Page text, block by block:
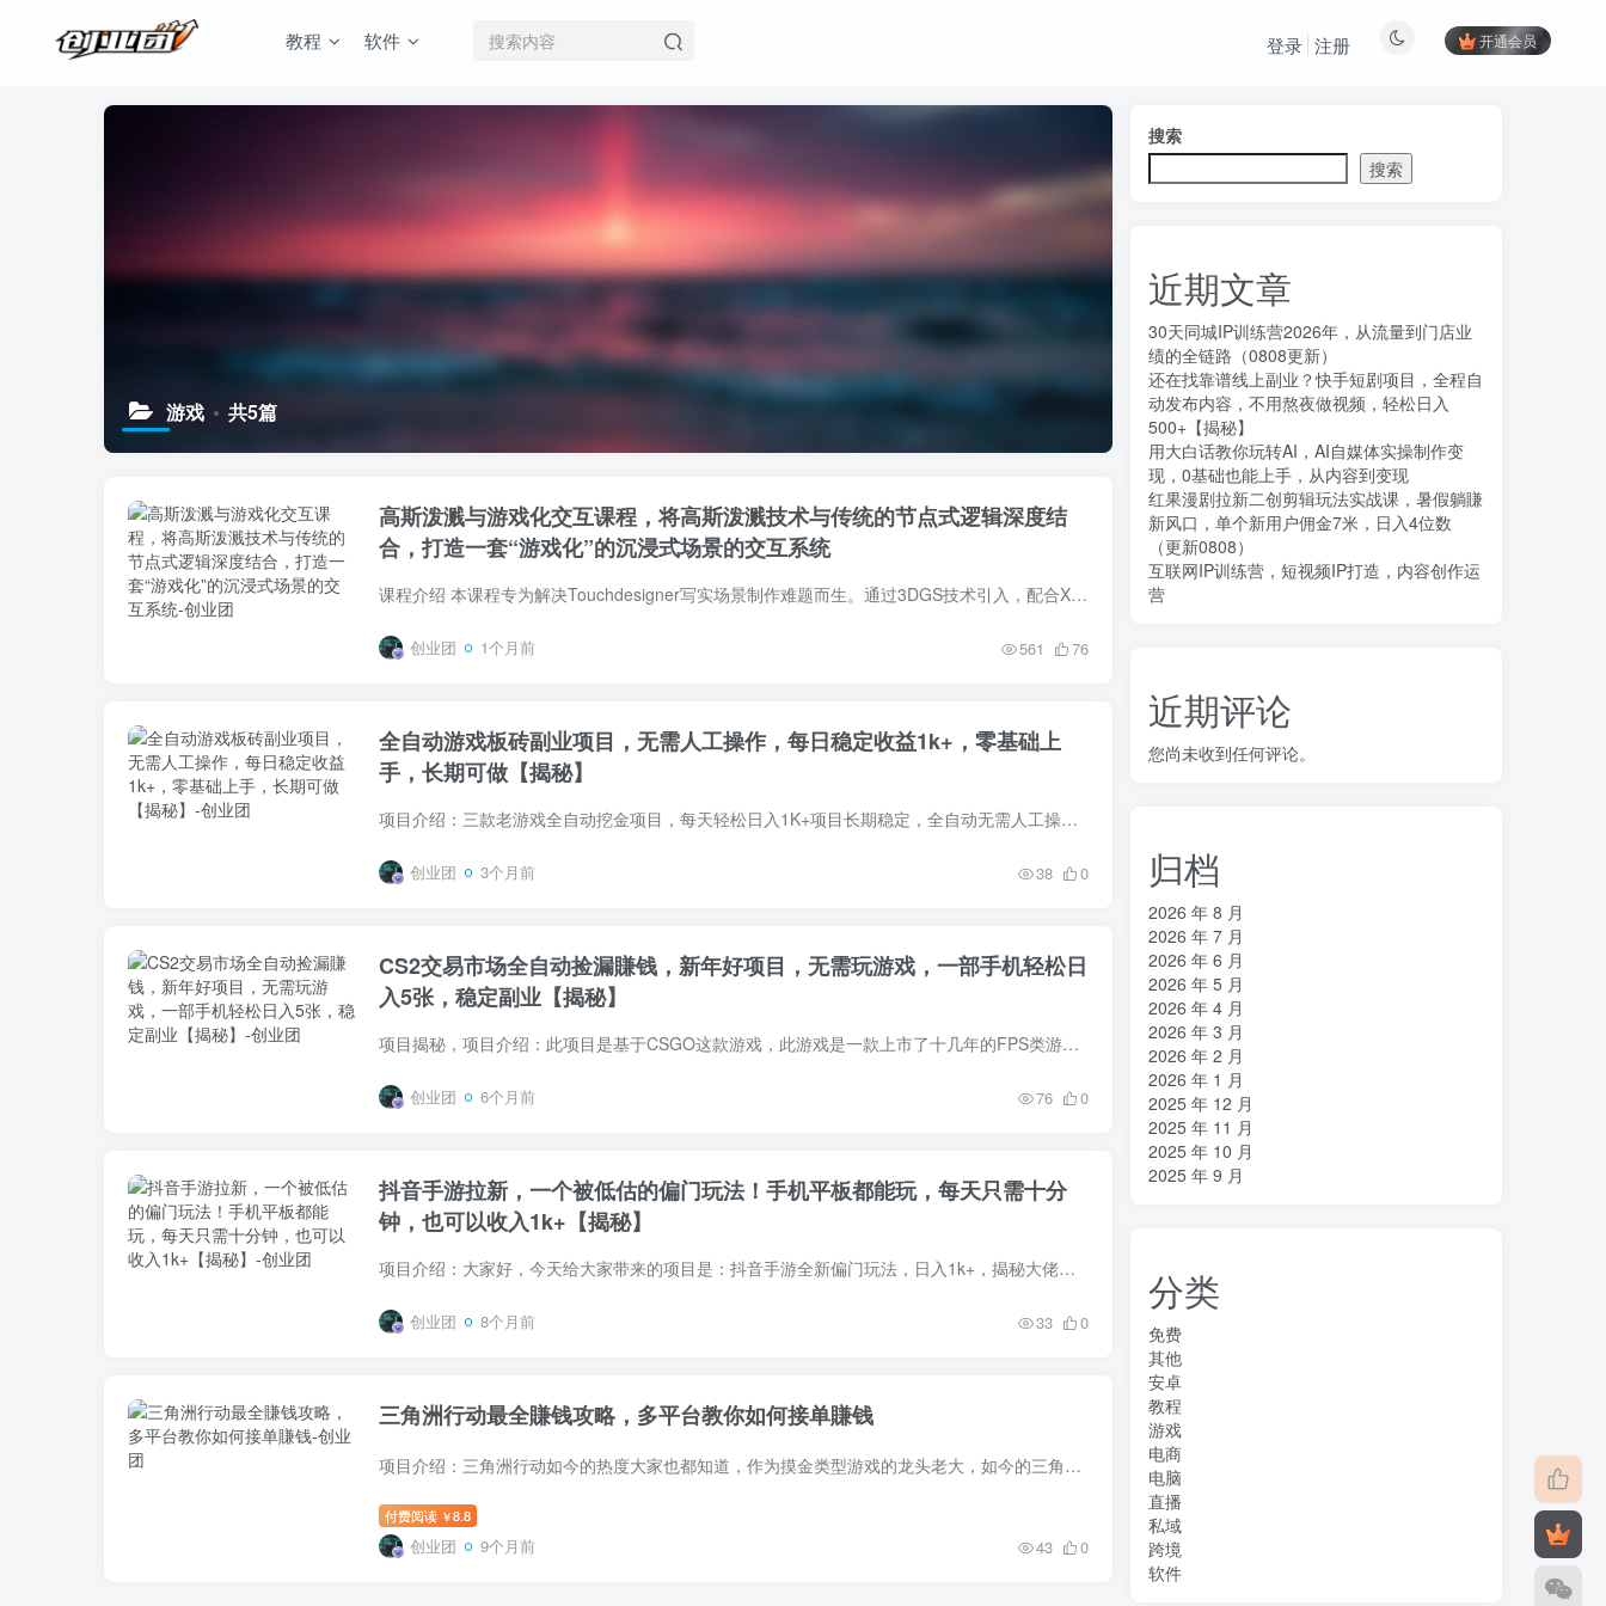
教程 软件 开通会员
登录 注册
游戏 共5篇
高斯泼溅与游戏化交互课程，将高斯泼溅技术与传统的节点式逻辑深度结
合，打造一套“游戏化”的沉浸式场景的交互系统
课程介绍 本课程专为解决Touchdesigner写实场景制作难题而生。通过3DGS技术引入，配合Xbox交互逻辑与POP粒子效果，教你构建一套完整的游戏化交互系统。 本课程将带你站在Touchdesigner创作的最...
创业团 1个月前 561 76
全自动游戏板砖副业项目，无需人工操作，每日稳定收益1k+，零基础上
手，长期可做【揭秘】
项目介绍：三款老游戏全自动挖金项目，每天轻松日入1K+项目长期稳定，全自动无需人工操作，小白，宝妈，想做副业的都可以。不需要你会玩游戏，也不需要你在电脑前，可实现全自动挖金。项目长期...
创业团 3个月前 38 0
CS2交易市场全自动捡漏賺钱，新年好项目，无需玩游戏，一部手机轻松日
入5张，稳定副业【揭秘】
项目揭秘，项目介绍：此项目是基于CSGO这款游戏，此游戏是一款上市了十几年的FPS类游戏，目前仍非常火爆，玩家众多。玩家可在交易平台进行饰品的自由交易，针对此平台开发出了一个可以实现全自...
创业团 6个月前 76 0
抖音手游拉新，一个被低估的偏门玩法！手机平板都能玩，每天只需十分
钟，也可以收入1k+【揭秘】
项目介绍：大家好，今天给大家带来的项目是：抖音手游全新偏门玩法，日入1k+，揭秘大佬玩法1项目介绍以及前期准备mp42实操视频制作和放单变现mp43.实操中的注意事项.mp44.后期处理 链接: https:...
创业团 8个月前 33 0
三角洲行动最全賺钱攻略，多平台教你如何接单賺钱
项目介绍：三角洲行动如今的热度大家也都知道，作为摸金类型游戏的龙头老大，如今的三角洲也号称日活5000W，如此多的玩家基数也促生了一系列賺钱项目项目内容：1项目介绍.mp42抖音图文获客,mp43...
付费阅读 ￥8.8
创业团 9个月前 43 0
搜索
搜索
近期文章
30天同城IP训练营2026年，从流量到门店业
绩的全链路（0808更新）
还在找靠谱线上副业？快手短剧项目，全程自
动发布内容，不用熬夜做视频，轻松日入
500+【揭秘】
用大白话教你玩转AI，AI自媒体实操制作变
现，0基础也能上手，从内容到变现
红果漫剧拉新二创剪辑玩法实战课，暑假躺賺
新风口，单个新用户佣金7米，日入4位数
（更新0808）
互联网IP训练营，短视频IP打造，内容创作运
营
近期评论
您尚未收到任何评论。
归档
2026 年 8 月
2026 年 7 月
2026 年 6 月
2026 年 5 月
2026 年 4 月
2026 年 3 月
2026 年 2 月
2026 年 1 月
2025 年 12 月
2025 年 11 月
2025 年 10 月
2025 年 9 月
分类
免费
其他
安卓
教程
游戏
电商
电脑
直播
私域
跨境
软件
没有账号？立即注册
用户名或邮箱
登录